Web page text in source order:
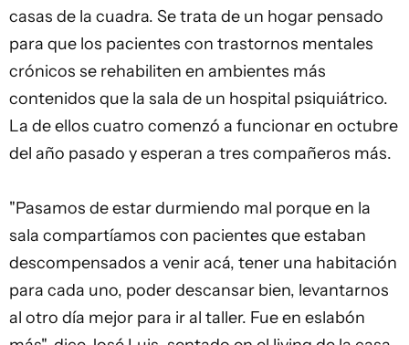
casas de la cuadra. Se trata de un hogar pensado
para que los pacientes con trastornos mentales
crónicos se rehabiliten en ambientes más
contenidos que la sala de un hospital psiquiátrico.
La de ellos cuatro comenzó a funcionar en octubre
del año pasado y esperan a tres compañeros más.
"Pasamos de estar durmiendo mal porque en la
sala compartíamos con pacientes que estaban
descompensados a venir acá, tener una habitación
para cada uno, poder descansar bien, levantarnos
al otro día mejor para ir al taller. Fue en eslabón